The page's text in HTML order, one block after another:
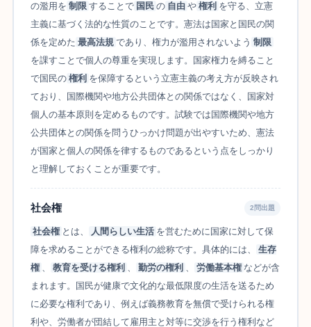
の濫用を 制限 することで 国民 の 自由 や 権利 を守る、立憲
主義に基づく法的な性質のことです。憲法は国家と国民の関
係を定めた 最高法規 であり、権力が濫用されないよう 制限
を課すことで個人の尊重を実現します。国家権力を縛ること
で国民の 権利 を保障するという立憲主義の考え方が反映され
ており、国際機関や地方公共団体との関係ではなく、国家対
個人の基本原則を定めるものです。試験では国際機関や地方
公共団体との関係を問うひっかけ問題が出やすいため、憲法
が国家と個人の関係を律するものであるという点をしっかり
と理解しておくことが重要です。
社会権 2問出題
社会権 とは、 人間らしい生活 を営むために国家に対して保
障を求めることができる権利の総称です。具体的には、
生存
権 、 教育を受ける権利 、 勤労の権利 、 労働基本権 などが含
まれます。国民が健康で文化的な最低限度の生活を送るため
に必要な権利であり、例えば義務教育を無償で受けられる権
利や、労働者が団結して雇用主と対等に交渉を行う権利など